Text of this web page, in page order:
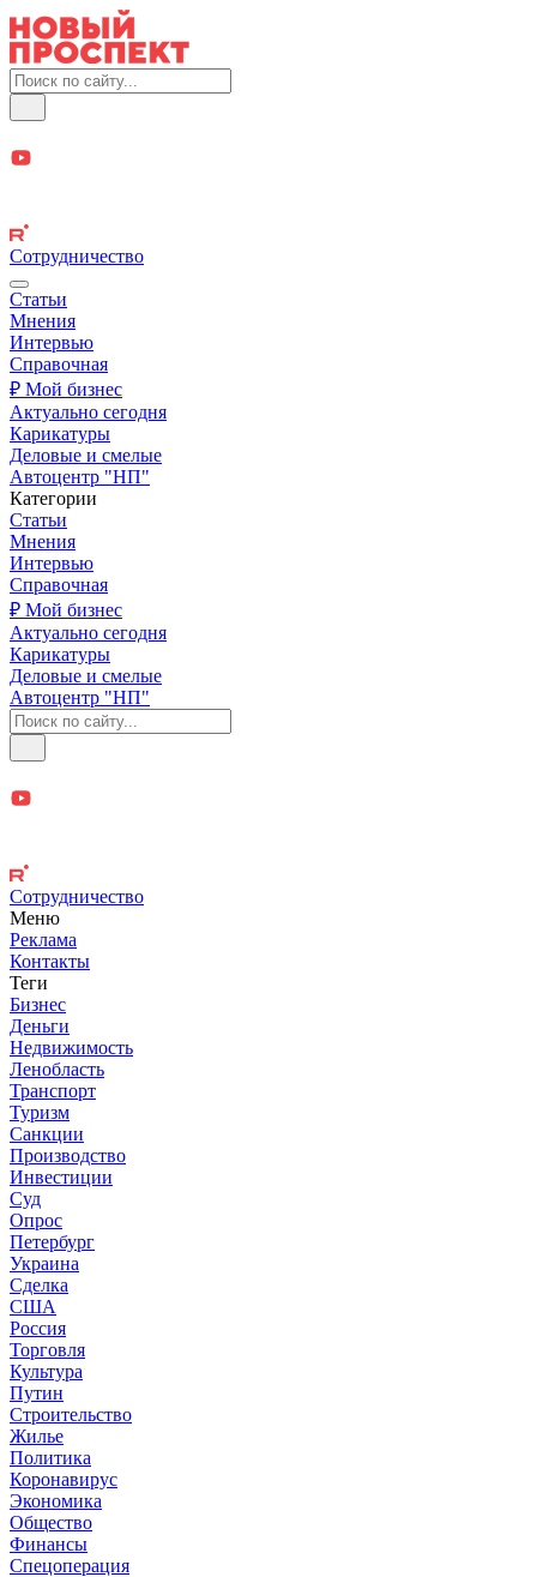
Сотрудничество
Статьи
Мнения
Интервью
Справочная
₽ Мой бизнес
Актуально сегодня
Карикатуры
Деловые и смелые
Автоцентр "НП"
Категории
Статьи
Мнения
Интервью
Справочная
₽ Мой бизнес
Актуально сегодня
Карикатуры
Деловые и смелые
Автоцентр "НП"
Сотрудничество
Меню
Реклама
Контакты
Теги
Бизнес
Деньги
Недвижимость
Ленобласть
Транспорт
Туризм
Санкции
Производство
Инвестиции
Суд
Опрос
Петербург
Украина
Сделка
США
Россия
Торговля
Культура
Путин
Строительство
Жилье
Политика
Коронавирус
Экономика
Общество
Финансы
Спецоперация